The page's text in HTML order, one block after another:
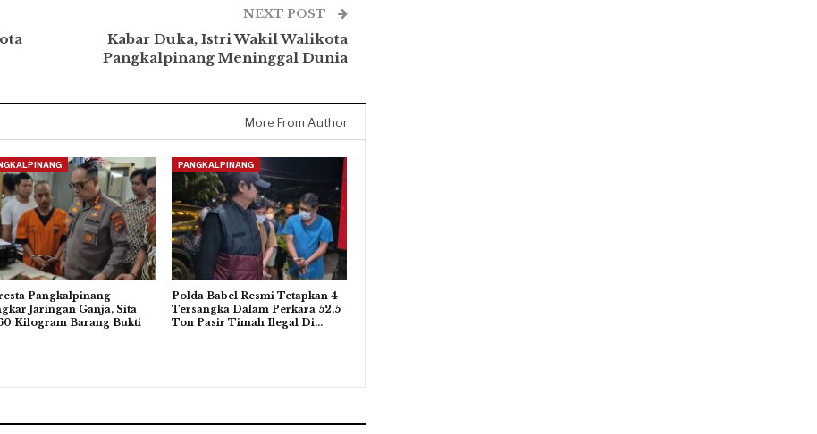
NEXT POST
Kabar Duka, Istri Wakil Walikota
Pangkalpinang Meninggal Dunia
More From Author
Pangkalpinang
Jaringan Ganja, Sita
Kilogram Barang Bukti
PANGKALPINANG
Polda Babel Resmi Tetapkan 4
Tersangka Dalam Perkara 52,5
Ton Pasir Timah Ilegal Di…